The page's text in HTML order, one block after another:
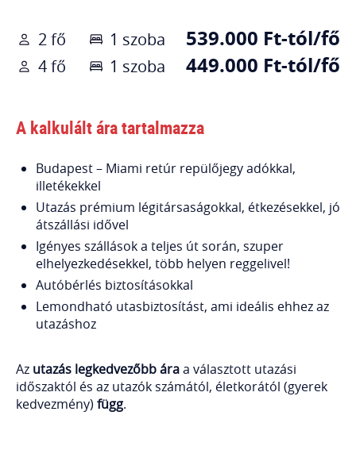
2 fő 1 szoba 539.000 Ft-tól/fő
4 fő 1 szoba 449.000 Ft-tól/fő
A kalkulált ára tartalmazza
Budapest – Miami retúr repülőjegy adókkal,
illetékekkel
Utazás prémium légitársaságokkal, étkezésekkel, jó
átszállási idővel
Igényes szállások a teljes út során, szuper
elhelyezkedésekkel, több helyen reggelivel!
Autóbérlés biztosításokkal
Lemondható utasbiztosítást, ami ideális ehhez az
utazáshoz
Az utazás legkedvezőbb áraa választott utazási
időszaktól és az utazók számától, életkorától (gyerek
kedvezmény) függ.